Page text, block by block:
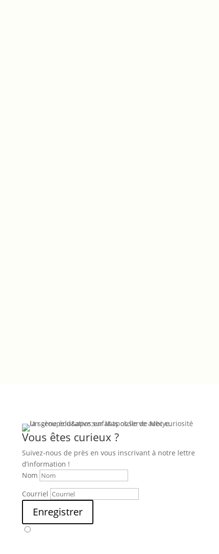
Vous êtes curieux ?
Suivez-nous de près en vous inscrivant à notre lettre
d’information !
Nom
Courriel
Enregistrer